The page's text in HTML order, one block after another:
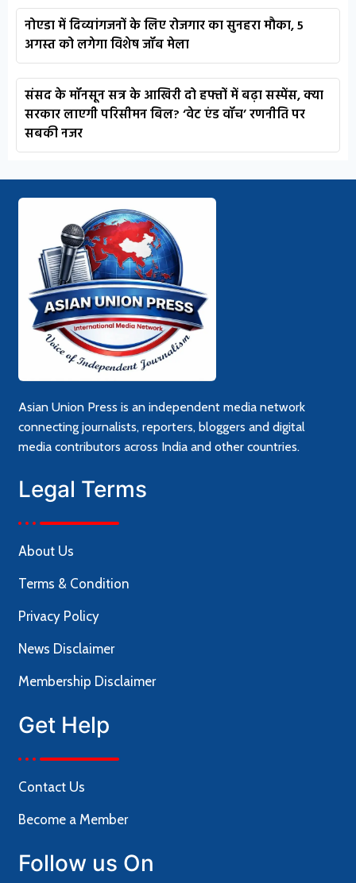
नोएडा में दिव्यांगजनों के लिए रोजगार का सुनहरा मौका, 5
अगस्त को लगेगा विशेष जॉब मेला
संसद के मॉनसून सत्र के आखिरी दो हफ्तों में बढ़ा सस्पेंस, क्या
सरकार लाएगी परिसीमन बिल? ‘वेट एंड वॉच’ रणनीति पर
सबकी नजर
Asian Union Press is an independent media network
connecting journalists, reporters, bloggers and digital
media contributors across India and other countries.
Legal Terms
About Us
Terms & Condition
Privacy Policy
News Disclaimer
Membership Disclaimer
Get Help
Contact Us
Become a Member
Follow us On